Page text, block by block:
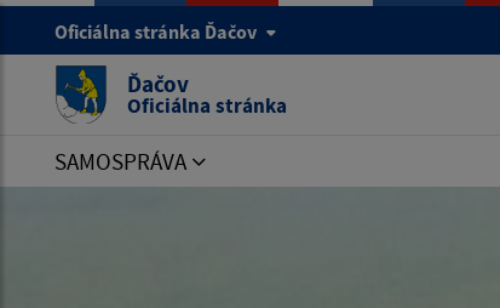
Oficiálna stránka Ďačov
Ďačov
Oficiálna stránka
SAMOSPRÁVA